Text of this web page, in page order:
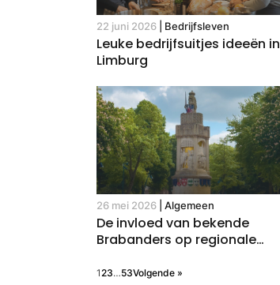
22 juni 2026 Bedrijfsleven
Leuke bedrijfsuitjes ideeën in
Limburg
26 mei 2026 Algemeen
De invloed van bekende
Brabanders op regionale
123…53Volgende »